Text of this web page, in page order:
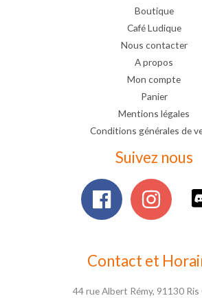
Boutique
Café Ludique
Nous contacter
A propos
Mon compte
Panier
Mentions légales
Conditions générales de
Suivez nous
Contact et
44 rue Albert Rémy, 91130 Ris